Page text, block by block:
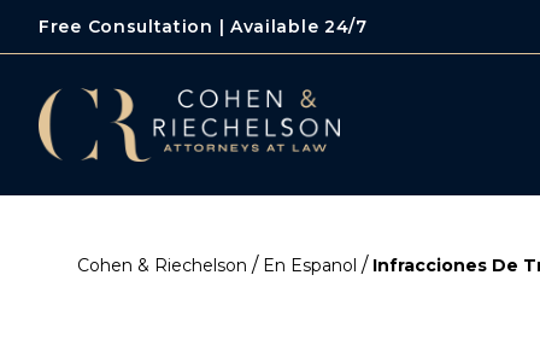
Free Consultation | Available 24/7
Cohen & Riechelson / En Espanol / Infracciones De